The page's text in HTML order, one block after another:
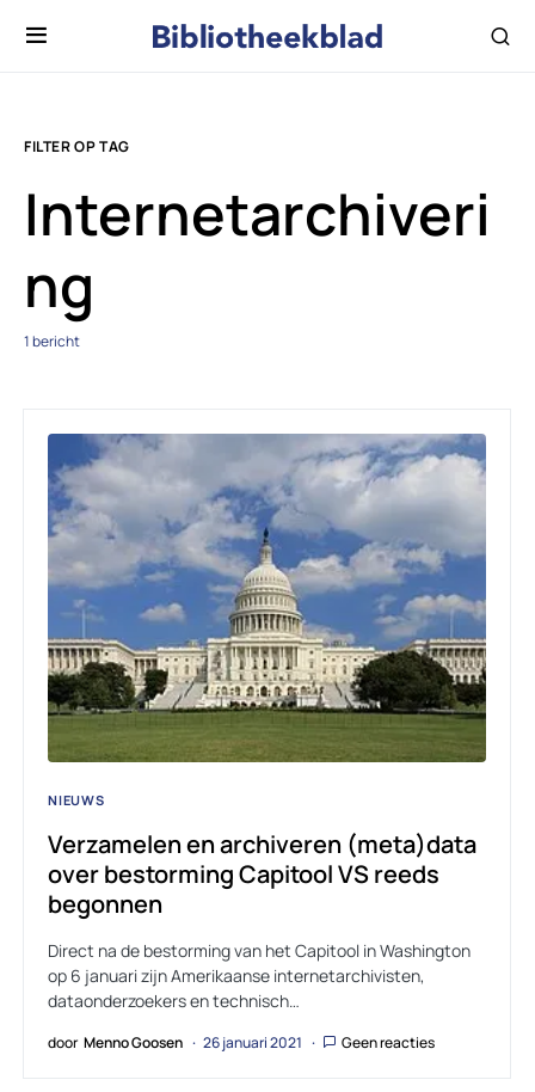
FILTER OP TAG
Internetarchiveri
ng
1 bericht
NIEUWS
Verzamelen en archiveren (meta)data
over bestorming Capitool VS reeds
begonnen
Direct na de bestorming van het Capitool in Washington
op 6 januari zijn Amerikaanse internetarchivisten,
dataonderzoekers en technisch…
door Menno Goosen 26 januari 2021 Geen reacties